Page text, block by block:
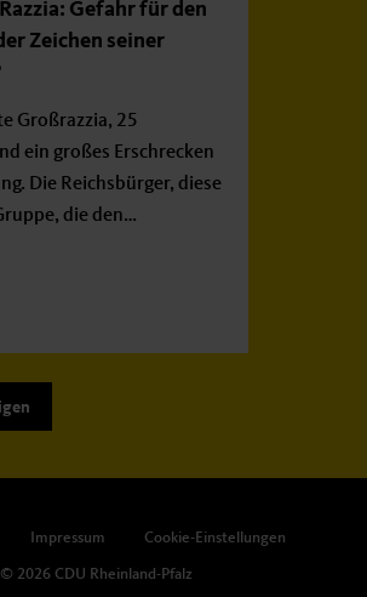
Gefahr für den
Zeichen seiner
Großrazzia, 25
ein großes Erschrecken
Die Reichsbürger, diese
die den…
Impressum Cookie-Einstellungen
© 2026 CDU Rheinland-Pfalz